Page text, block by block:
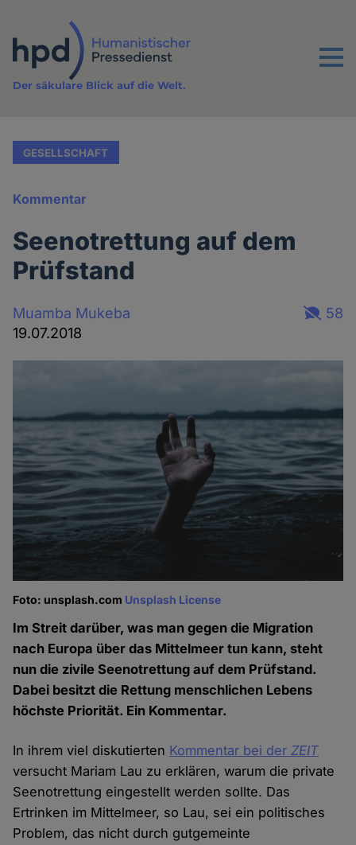
Inhalt
Menu
Der säkulare Blick auf die Welt.
GESELLSCHAFT
Kommentar
Seenotrettung auf dem
Prüfstand
Muamba Mukeba
19.07.2018
58
Foto: unsplash.com Unsplash License
Im Streit darüber, was man gegen die Migration
nach Europa über das Mittelmeer tun kann, steht
nun die zivile Seenotrettung auf dem Prüfstand.
Dabei besitzt die Rettung menschlichen Lebens
höchste Priorität. Ein Kommentar.
In ihrem viel diskutierten Kommentar bei derZEIT
versucht Mariam Lau zu erklären, warum die private
Seenotrettung eingestellt werden sollte. Das
Ertrinken im Mittelmeer, so Lau, sei ein politisches
Problem, das nicht durch gutgemeinte